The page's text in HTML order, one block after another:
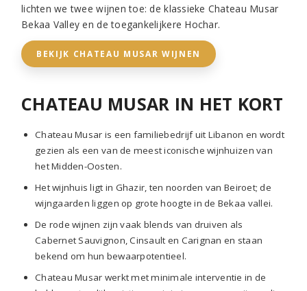
lichten we twee wijnen toe: de klassieke Chateau Musar
Bekaa Valley en de toegankelijkere Hochar.
BEKIJK CHATEAU MUSAR WIJNEN
CHATEAU MUSAR IN HET KORT
Chateau Musar is een familiebedrijf uit Libanon en wordt
gezien als een van de meest iconische wijnhuizen van
het Midden-Oosten.
Het wijnhuis ligt in Ghazir, ten noorden van Beiroet; de
wijngaarden liggen op grote hoogte in de Bekaa vallei.
De rode wijnen zijn vaak blends van druiven als
Cabernet Sauvignon, Cinsault en Carignan en staan
bekend om hun bewaarpotentieel.
Chateau Musar werkt met minimale interventie in de